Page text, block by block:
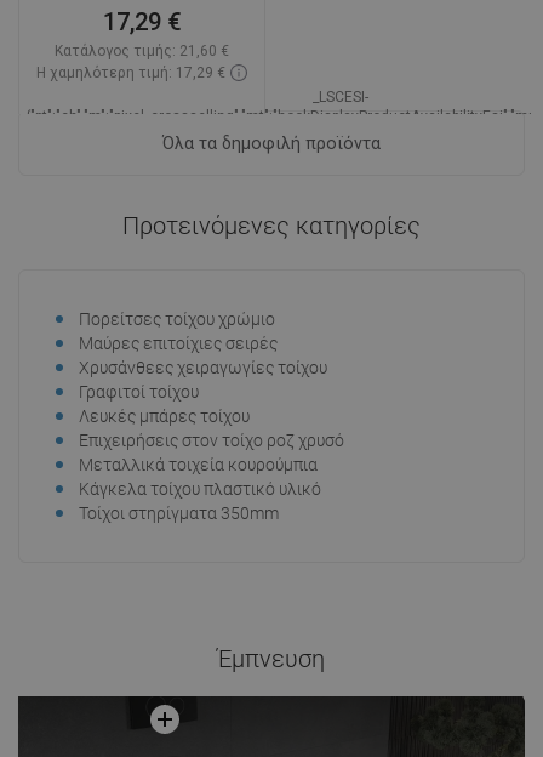
17,29 €
Κατάλογος τιμής: 21,60 €
Η χαμηλότερη τιμή: 17,29 €
_LSCESI-
START_
Διαθεσιμότητα:
Στο καλάθι
Όλα τα δημοφιλή προϊόντα
Προτεινόμενες κατηγορίες
Πορείτσες τοίχου χρώμιο
Μαύρες επιτοίχιες σειρές
Χρυσάνθεες χειραγωγίες τοίχου
Γραφιτοί τοίχου
Λευκές μπάρες τοίχου
Επιχειρήσεις στον τοίχο ροζ χρυσό
Μεταλλικά τοιχεία κουρούμπια
Κάγκελα τοίχου πλαστικό υλικό
Τοίχοι στηρίγματα 350mm
Έμπνευση